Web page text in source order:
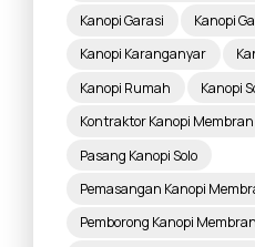
Kanopi Garasi
Kanopi
Kanopi Karanganyar
Kanopi Rumah
Kanopi
Kontraktor Kanopi Membran
Pasang Kanopi Solo
Pemasangan Kanopi
Pemborong Kanopi Membran